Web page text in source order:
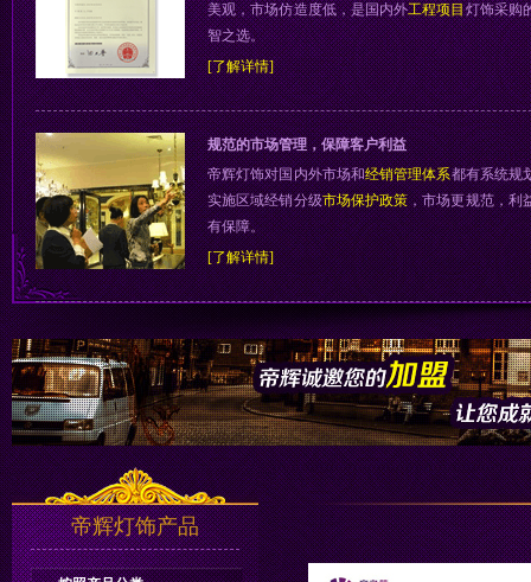
美观，市场仿造度低，是国内外工程项目灯饰采购
智之选。
[了解详情]
规范的市场管理，保障客户利益
帝辉灯饰对国内外市场和经销管理体系都有系统规
实施区域经销分级市场保护政策，市场更规范，利
有保障。
[了解详情]
帝辉灯饰产品